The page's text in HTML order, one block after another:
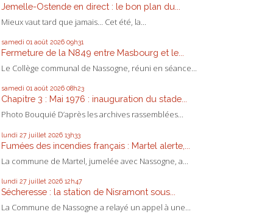
Jemelle-Ostende en direct : le bon plan du...
Mieux vaut tard que jamais... Cet été, la...
samedi 01 août 2026 09h31
Fermeture de la N849 entre Masbourg et le...
Le Collège communal de Nassogne, réuni en séance...
samedi 01 août 2026 08h23
Chapitre 3 : Mai 1976 : inauguration du stade...
Photo Bouquié D’après les archives rassemblées...
lundi 27 juillet 2026 13h33
Fumées des incendies français : Martel alerte,...
La commune de Martel, jumelée avec Nassogne, a...
lundi 27 juillet 2026 12h47
Sécheresse : la station de Nisramont sous...
La Commune de Nassogne a relayé un appel à une...